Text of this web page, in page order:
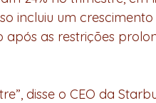
incluiu um
após as restrições
disse o CEO da